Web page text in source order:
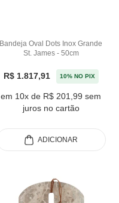
Bandeja Oval Dots Inox Grande
St. James - 50cm
R$ 1.817,91 10% NO PIX
em 10x de R$ 201,99 sem
juros no cartão
ADICIONAR